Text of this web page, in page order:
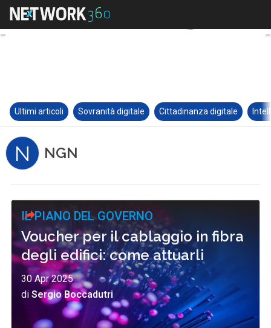
Ultimi articoli Sovranità digitale Cittadinanza digitale
N NGN
IL PIANO DEL GOVERNO
Voucher per il cablaggio in fibra
degli edifici: come attuarli
30 Apr 2025
diSergio Boccadutri